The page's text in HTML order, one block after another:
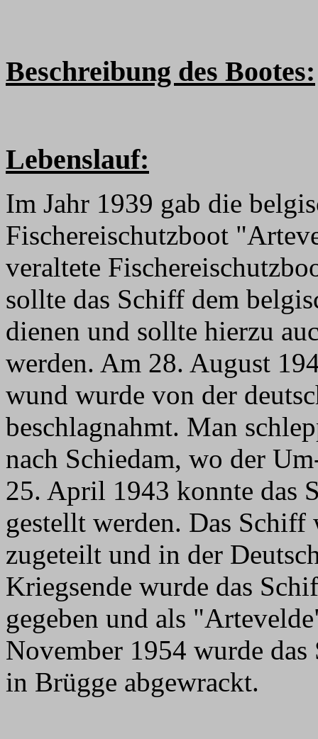
Beschreibung des Bootes:
Lebenslauf:
Im Jahr 1939 gab die
Fischereischutzboot
veraltete
sollte das Schiff dem
dienen und sollte hierzu
werden. Am 28. August
wund wurde von der
beschlagnahmt. Man
nach Schiedam, wo der
25. April 1943 konnte das
gestellt werden. Das
zugeteilt und in der
Kriegsende wurde das
gegeben und als
November 1954 wurde
in Brügge abgewrackt.